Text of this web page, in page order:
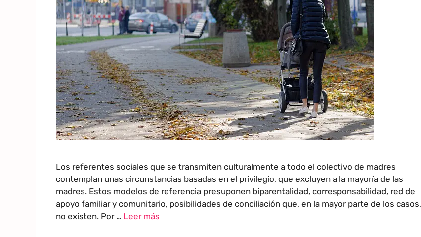
Los referentes sociales que se transmiten culturalmente a todo el colectivo de madres
contemplan unas circunstancias basadas en el privilegio, que excluyen a la mayoría de las
madres. Estos modelos de referencia presuponen biparentalidad, corresponsabilidad, red de
apoyo familiar y comunitario, posibilidades de conciliación que, en la mayor parte de los casos,
no existen. Por … Leer más